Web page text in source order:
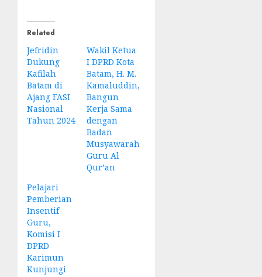
Related
Jefridin
Dukung
Kafilah
Batam di
Ajang FASI
Nasional
Tahun 2024
Wakil Ketua
I DPRD Kota
Batam, H. M.
Kamaluddin,
Bangun
Kerja Sama
dengan
Badan
Musyawarah
Guru Al
Qur’an
Pelajari
Pemberian
Insentif
Guru,
Komisi I
DPRD
Karimun
Kunjungi